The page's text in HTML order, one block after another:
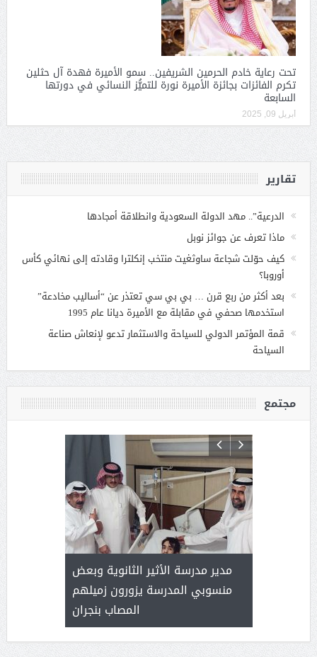
تحت رعاية خادم الحرمين الشريفين.. سمو الأميرة فهدة آل حثلين
تكرم الفائزات بجائزة الأميرة نورة للتميُّز النسائي في دورتها
السابعة
أبريل 09, 2025
تقارير
الدرعية”.. مهد الدولة السعودية وانطلاقة أمجادها
ماذا تعرف عن جوائز نوبل
كيف حوّلت شجاعة ساوثغيت منتخب إنكلترا وقادته إلى نهائي كأس
أوروبا؟
بعد أكثر من ربع قرن … بي بي سي تعتذر عن “أساليب مخادعة”
استخدمها صحفي في مقابلة مع الأميرة ديانا عام 1995
قمة المؤتمر الدولي للسياحة والاستثمار تدعو لإنعاش صناعة
السياحة
مجتمع
( محمد
مدير مدرسة الأثير الثانوية وبعض
منسوبي المدرسة يزورون زميلهم
المصاب بنجران
) .. ميراث